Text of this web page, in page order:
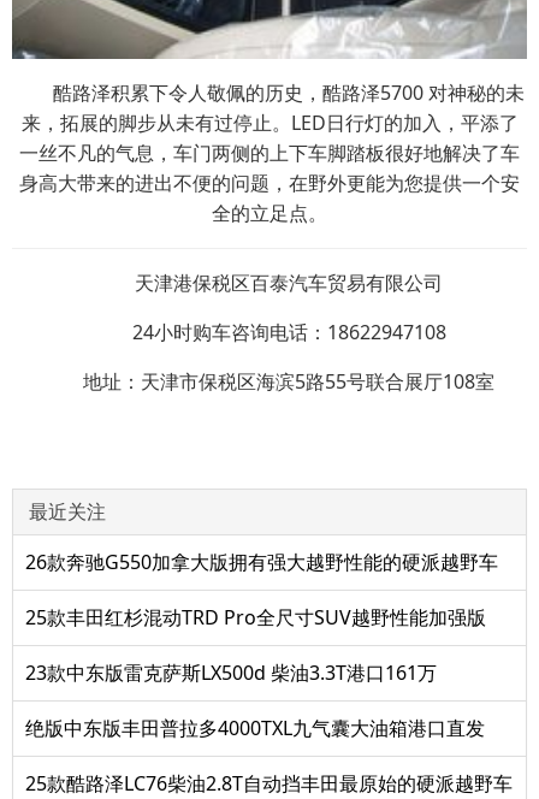
酷路泽积累下令人敬佩的历史，酷路泽5700 对神秘的未
来，拓展的脚步从未有过停止。LED日行灯的加入，平添了
一丝不凡的气息，车门两侧的上下车脚踏板很好地解决了车
身高大带来的进出不便的问题，在野外更能为您提供一个安
全的立足点。
天津港保税区百泰汽车贸易有限公司
24小时购车咨询电话：18622947108
地址：天津市保税区海滨5路55号联合展厅108室
最近关注
26款奔驰G550加拿大版拥有强大越野性能的硬派越野车
25款丰田红杉混动TRD Pro全尺寸SUV越野性能加强版
23款中东版雷克萨斯LX500d 柴油3.3T港口161万
绝版中东版丰田普拉多4000TXL九气囊大油箱港口直发
25款酷路泽LC76柴油2.8T自动挡丰田最原始的硬派越野车